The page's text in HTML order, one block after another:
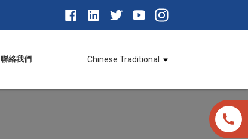
聯絡我們 Chinese Traditional